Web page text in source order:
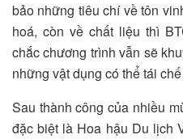
bảo những tiêu chí về tôn
hoá, còn về chất liệu thì
chắc chương trình vẫn sẽ
những vật dụng có thể tái
Sau thành công của nhiều
đặc biệt là Hoa hậu Du lịch